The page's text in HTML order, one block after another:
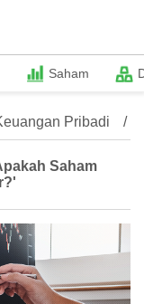
Saham
Pribadi
Saham